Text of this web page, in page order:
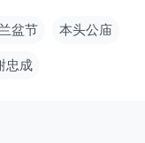
盆节 本头公庙
忠成